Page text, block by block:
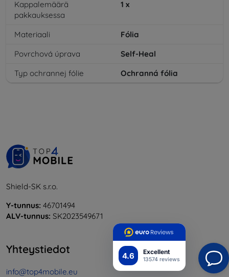
4.6 Excellent
13574 reviews
Kappalemäärä
pakkauksessa
1 x
Materiaali
Fólia
Povrchová úprava
Self-Heal
Typ ochrannej fólie
Ochranná fólia
Shield-SK s.r.o.
Y-tunnus: 46701494
ALV-tunnus: SK2023549671
Yhteystiedot
info@top4mobile.eu